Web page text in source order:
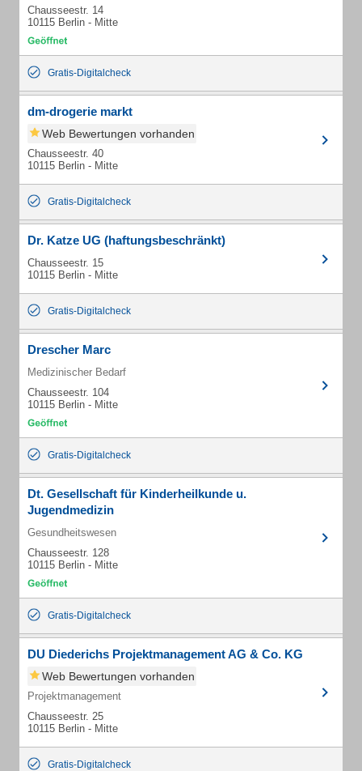
Chausseestr. 14
10115 Berlin - Mitte
Gratis-Digitalcheck
dm-drogerie markt
Web Bewertungen vorhanden
Chausseestr. 40
10115 Berlin - Mitte
Gratis-Digitalcheck
Dr. Katze UG (haftungsbeschränkt)
Chausseestr. 15
10115 Berlin - Mitte
Gratis-Digitalcheck
Drescher Marc
Medizinischer Bedarf
Chausseestr. 104
10115 Berlin - Mitte
Gratis-Digitalcheck
Dt. Gesellschaft für Kinderheilkunde u.
Jugendmedizin
Gesundheitswesen
Chausseestr. 128
10115 Berlin - Mitte
Gratis-Digitalcheck
DU Diederichs Projektmanagement AG & Co. KG
Web Bewertungen vorhanden
Projektmanagement
Chausseestr. 25
10115 Berlin - Mitte
Gratis-Digitalcheck